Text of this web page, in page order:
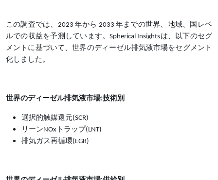
この調査では、 2023 年から 2033 年までの世界、地域、国レベ
ルでの収益を予測しています。Spherical Insightsは、以下のセグ
メントに基づいて、世界のディーゼル排気液市場をセグメント
化しました。
世界のディーゼル排気液市場:技術別
選択的触媒還元(SCR)
リーンNOxトラップ(LNT)
排気ガス再循環(EGR)